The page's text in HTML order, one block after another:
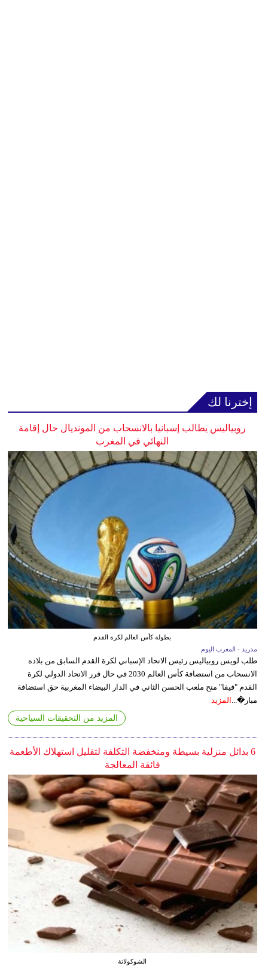
إخترنا لك
روبياليس يطالب إسبانيا بالانسحاب من المونديال حال إقامة
النهائي في المغرب
بطولة كأس العالم لكرة القدم
مدريد - المغرب اليوم
طلب لويس روبياليس رئيس الاتحاد الإسباني لكرة القدم السابق من بلاده
الانسحاب من استضافة كأس العالم 2030 في حال قرر الاتحاد الدولي لكرة
القدم "فيفا" منح ملعب الحسن الثاني في الدار البيضاء المغربية حق استضافة
مبار�... المزيد
المزيد من التحقيقات السياحية
6 بدائل منزلية بسيطة ومنخفضة التكلفة لتقليل استهلاك الأطعمة
فائقة المعالجة
الشوكولاتة